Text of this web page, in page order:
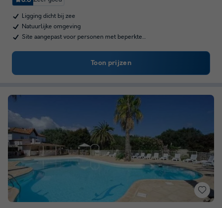
Ligging dicht bij zee
Natuurlijke omgeving
Site aangepast voor personen met beperkte…
Toon prijzen